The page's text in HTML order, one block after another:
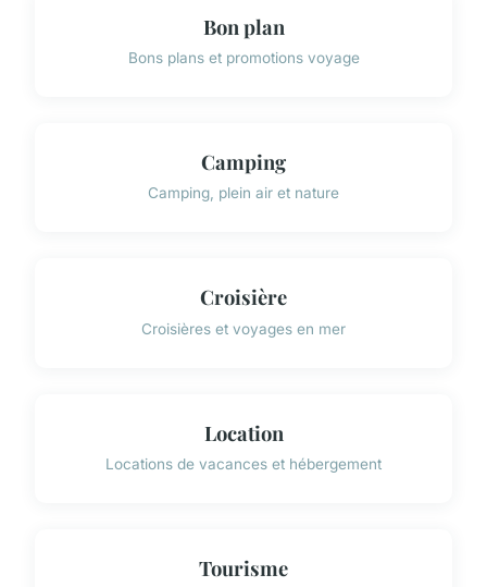
Bon plan
Bons plans et promotions voyage
Camping
Camping, plein air et nature
Croisière
Croisières et voyages en mer
Location
Locations de vacances et hébergement
Tourisme